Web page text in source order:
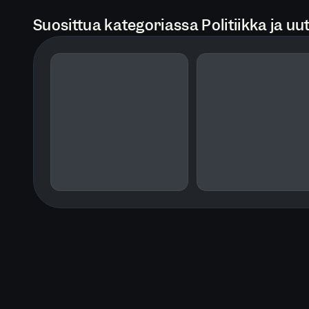
Suosittua kategoriassa Politiikka ja